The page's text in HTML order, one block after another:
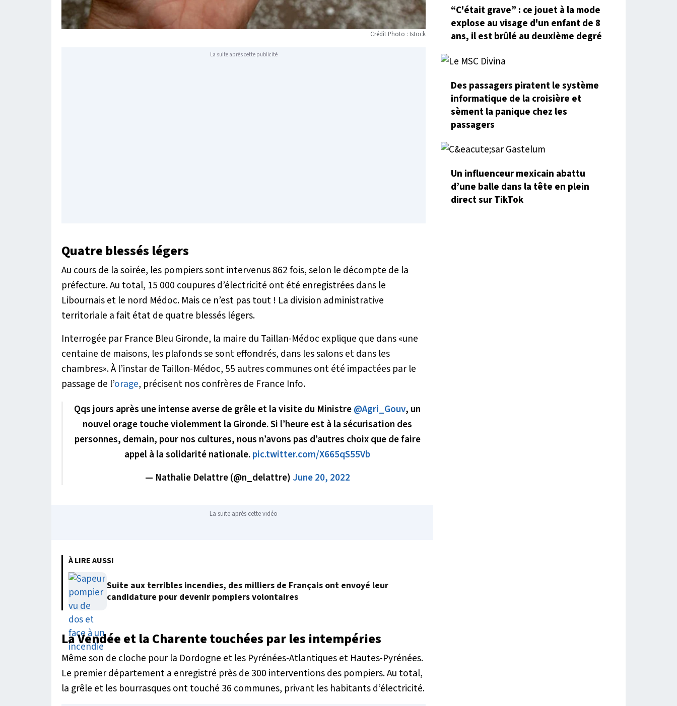
Crédit Photo : Istock
La suite après cette publicité
Quatre blessés légers
Au cours de la soirée, les pompiers sont intervenus 862 fois, selon le décompte de la
préfecture. Au total, 15 000 coupures d’électricité ont été enregistrées dans le
Libournais et le nord Médoc. Mais ce n’est pas tout ! La division administrative
territoriale a fait état de quatre blessés légers.
Interrogée par France Bleu Gironde, la maire du Taillan-Médoc explique que dans«une
centaine de maisons, les plafonds se sont effondrés, dans les salons et dans les
chambres». À l’instar de Taillon-Médoc, 55 autres communes ont été impactées par le
passage de l’orage, précisent nos confrères de France Info.
Qqs jours après une intense averse de grêle et la visite du Ministre@Agri_Gouv, un
nouvel orage touche violemment la Gironde. Si l’heure est à la sécurisation des
personnes, demain, pour nos cultures, nous n’avons pas d’autres choix que de faire
appel à la solidarité nationale.pic.twitter.com/X665qS55Vb
— Nathalie Delattre (@n_delattre) June 20, 2022
La suite après cette vidéo
À LIRE AUSSI
Suite aux terribles incendies, des milliers de Français ont envoyé leur
candidature pour devenir pompiers volontaires
La Vendée et la Charente touchées par les intempéries
Même son de cloche pour la Dordogne et les Pyrénées-Atlantiques et Hautes-Pyrénées.
Le premier département a enregistré près de 300 interventions des pompiers. Au total,
la grêle et les bourrasques ont touché 36 communes, privant les habitants d’électricité.
“C'était grave” : ce jouet à la mode
explose au visage d'un enfant de 8
ans, il est brûlé au deuxième degré
Des passagers piratent le système
informatique de la croisière et
sèment la panique chez les
passagers
Un influenceur mexicain abattu
d’une balle dans la tête en plein
direct sur TikTok